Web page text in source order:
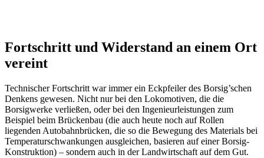
Fortschritt und Widerstand an einem Ort
vereint
Technischer Fortschritt war immer ein Eckpfeiler des Borsig’schen
Denkens gewesen. Nicht nur bei den Lokomotiven, die die
Borsigwerke verließen, oder bei den Ingenieurleistungen zum
Beispiel beim Brückenbau (die auch heute noch auf Rollen
liegenden Autobahnbrücken, die so die Bewegung des Materials bei
Temperaturschwankungen ausgleichen, basieren auf einer Borsig-
Konstruktion) – sondern auch in der Landwirtschaft auf dem Gut.